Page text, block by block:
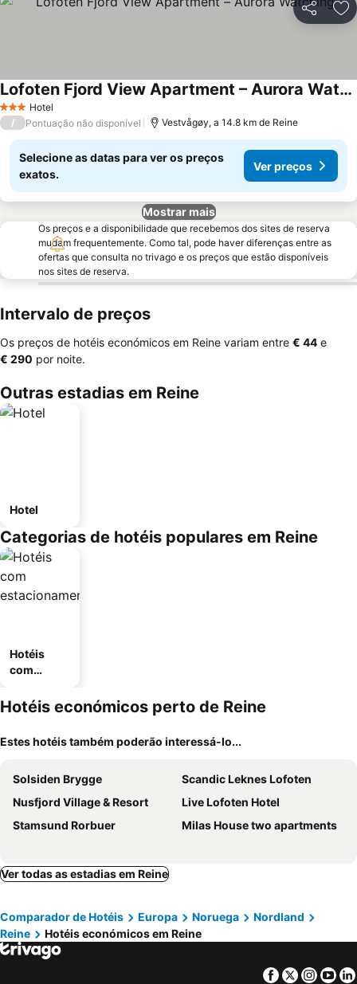
Partilhar
3 EstrelasHotel
Lofoten Fjord View Apartment – Aurora Watching
Ver preços
/ Pontuação não disponível Vestvågøy, a 14.8 km de Reine
Selecione as datas para ver os preços
exatos.
Ver preços
Mostrar mais
Os preços e a disponibilidade que recebemos dos sites de reserva
mudam frequentemente. Como tal, pode haver diferenças entre as
ofertas que consulta no trivago e os preços que estão disponíveis
nos sites de reserva.
Intervalo de preços
Os preços de hotéis económicos em Reine variam entre ‎€ 44 e
‎€ 290 por noite.
Outras estadias em Reine
Hotel
Categorias de hotéis populares em Reine
Hotéis
com
mento
Hotéis económicos perto de Reine
Estes hotéis também poderão interessá-lo...
Solsiden Brygge
Scandic Leknes Lofoten
Nusfjord Village & Resort
Live Lofoten Hotel
Stamsund Rorbuer
Milas House two apartments
Ver todas as estadias em Reine
Comparador de Hotéis Europa Noruega
Nordland
Reine
Hotéis económicos em Reine
Facebook
Twitter